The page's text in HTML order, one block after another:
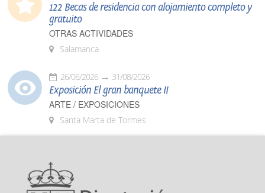
122 Becas de residencia con alojamiento completo y
gratuito
OTRAS ACTIVIDADES
Salamanca
26/06/2026 31/08/2026
Exposición El gran banquete II
ARTE / EXPOSICIONES
Santa Marta de Tormes